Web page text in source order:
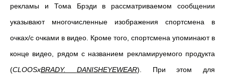
рекламы и Тома Брэди в рассматриваемом сообщении
указывают многочисленные изображения спортсмена в
очках/с очками в видео. Кроме того, спортсмена упоминают в
конце видео, рядом с названием рекламируемого продукта
(CLOOSxBRADY. DANISHEYEWEAR). При этом для